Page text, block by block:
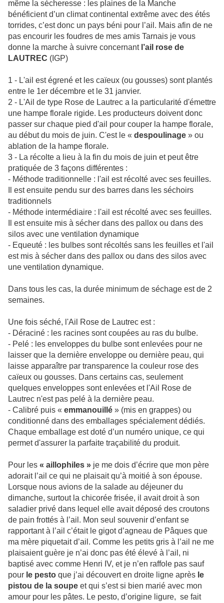
même la sécheresse : les plaines de la Manche
bénéficient d’un climat continental extrême avec des étés
torrides, c’est donc un pays béni pour l’ail. Mais afin de ne
pas encourir les foudres de mes amis Tarnais je vous
donne la marche à suivre concernant l’ail rose de
LAUTREC (IGP)
1 - L'ail est égrené et les caïeux (ou gousses) sont plantés
entre le 1er décembre et le 31 janvier.
2 - L'Ail de type Rose de Lautrec a la particularité d'émettre
une hampe florale rigide. Les producteurs doivent donc
passer sur chaque pied d'ail pour couper la hampe florale,
au début du mois de juin. C'est le « despoulinage » ou
ablation de la hampe florale.
3 - La récolte a lieu à la fin du mois de juin et peut être
pratiquée de 3 façons différentes :
- Méthode traditionnelle : l'ail est récolté avec ses feuilles.
Il est ensuite pendu sur des barres dans les séchoirs
traditionnels
- Méthode intermédiaire : l'ail est récolté avec ses feuilles.
Il est ensuite mis à sécher dans des pallox ou dans des
silos avec une ventilation dynamique
- Equeuté : les bulbes sont récoltés sans les feuilles et l'ail
est mis à sécher dans des pallox ou dans des silos avec
une ventilation dynamique.
Dans tous les cas, la durée minimum de séchage est de 2
semaines.
Une fois séché, l'Ail Rose de Lautrec est :
- Déraciné : les racines sont coupées au ras du bulbe.
- Pelé : les enveloppes du bulbe sont enlevées pour ne
laisser que la dernière enveloppe ou dernière peau, qui
laisse apparaître par transparence la couleur rose des
caïeux ou gousses. Dans certains cas, seulement
quelques enveloppes sont enlevées et l'Ail Rose de
Lautrec n'est pas pelé à la dernière peau.
- Calibré puis « emmanouillé » (mis en grappes) ou
conditionné dans des emballages spécialement dédiés.
Chaque emballage est doté d’un numéro unique, ce qui
permet d'assurer la parfaite traçabilité du produit.
Pour les « aillophiles » je me dois d’écrire que mon père
adorait l’ail ce qui ne plaisait qu’à moitié à son épouse.
Lorsque nous avions de la salade au déjeuner du
dimanche, surtout la chicorée frisée, il avait droit à son
saladier privé dans lequel elle avait déposé des croutons
de pain frottés à l’ail. Mon seul souvenir d’enfant se
rapportant à l’ail c’était le gigot d’agneau de Pâques que
ma mère piquetait d’ail. Comme les petits gris à l’ail ne me
plaisaient guère je n’ai donc pas été élevé à l’ail, ni
baptisé avec comme Henri IV, et je n’en raffole pas sauf
pour le pesto que j’ai découvert en droite ligne après le
pistou de la soupe et qui s’est si bien marié avec mon
amour pour les pâtes. Le pesto, d’origine ligure, se fait